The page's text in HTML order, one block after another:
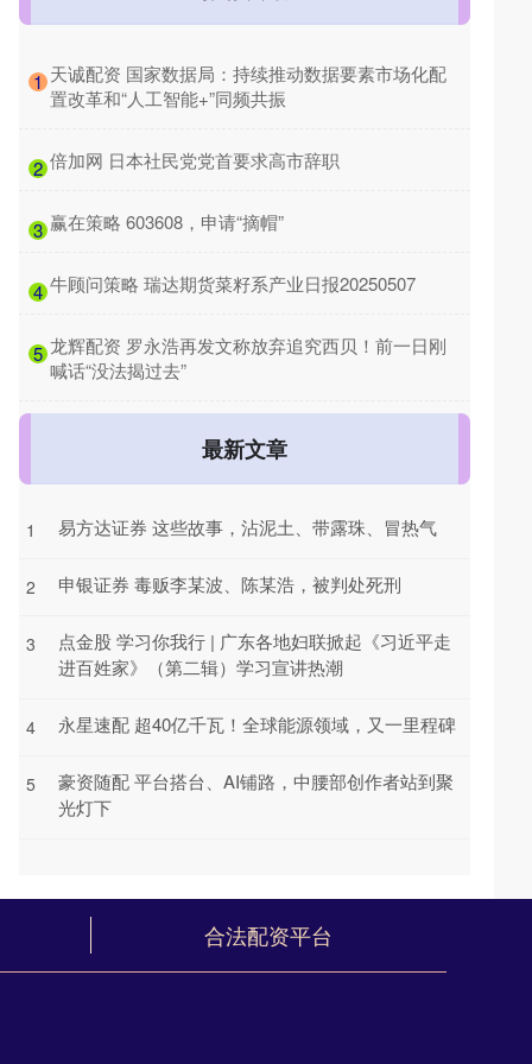
1 ​天诚配资 国家数据局：持续推动数据要素市场化配
置改革和“人工智能+”同频共振
2 ​倍加网 日本社民党党首要求高市辞职
3 ​赢在策略 603608，申请“摘帽”
4 ​牛顾问策略 瑞达期货菜籽系产业日报20250507
5 ​龙辉配资 罗永浩再发文称放弃追究西贝！前一日刚
喊话“没法揭过去”
最新文章
1 易方达证券 这些故事，沾泥土、带露珠、冒热气
2 申银证券 毒贩李某波、陈某浩，被判处死刑
3
点金股 学习你我行 | 广东各地妇联掀起《习近平走
进百姓家》（第二辑）学习宣讲热潮
4 永星速配 超40亿千瓦！全球能源领域，又一里程碑
5
豪资随配 平台搭台、AI铺路，中腰部创作者站到聚
光灯下
合法配资平台